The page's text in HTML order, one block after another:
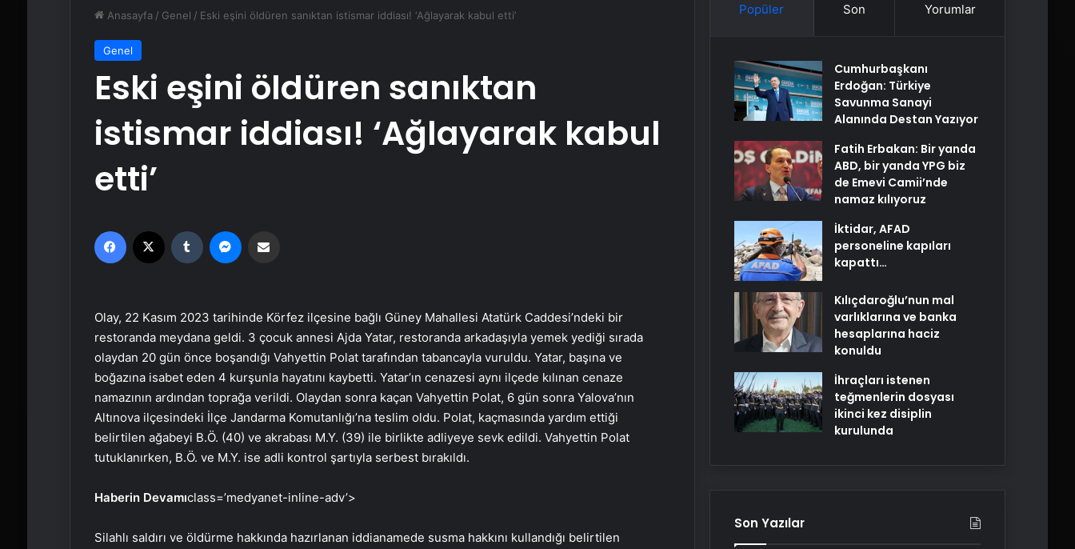
Anasayfa / Genel / Eski eşini öldüren sanıktan istismar iddiası! ‘Ağlayarak kabul etti’
Genel
Eski eşini öldüren sanıktan
istismar iddiası! ‘Ağlayarak kabul
etti’
Facebook Tumblr
Olay, 22 Kasım 2023 tarihinde Körfez ilçesine bağlı Güney Mahallesi Atatürk Caddesi’ndeki bir
restoranda meydana geldi. 3 çocuk annesi Ajda Yatar, restoranda arkadaşıyla yemek yediği sırada
olaydan 20 gün önce boşandığı Vahyettin Polat tarafından tabancayla vuruldu. Yatar, başına ve
boğazına isabet eden 4 kurşunla hayatını kaybetti. Yatar’ın cenazesi aynı ilçede kılınan cenaze
namazının ardından toprağa verildi. Olaydan sonra kaçan Vahyettin Polat, 6 gün sonra Yalova’nın
Altınova ilçesindeki İlçe Jandarma Komutanlığı’na teslim oldu. Polat, kaçmasında yardım ettiği
belirtilen ağabeyi B.Ö. (40) ve akrabası M.Y. (39) ile birlikte adliyeye sevk edildi. Vahyettin Polat
tutuklanırken, B.Ö. ve M.Y. ise adli kontrol şartıyla serbest bırakıldı.
Haberin Devamıclass=’medyanet-inline-adv’>
Silahlı saldırı ve öldürme hakkında hazırlanan iddianamede susma hakkını kullandığı belirtilen
Popüler Son Yorumlar
Cumhurbaşkanı
Erdoğan: Türkiye
Savunma Sanayi
Alanında Destan Yazıyor
Fatih Erbakan: Bir yanda
ABD, bir yanda YPG biz
de Emevi Camii’nde
namaz kılıyoruz
İktidar, AFAD
personeline kapıları
kapattı…
Kılıçdaroğlu’nun mal
varlıklarına ve banka
hesaplarına haciz
konuldu
İhraçları istenen
teğmenlerin dosyası
ikinci kez disiplin
kurulunda
Son Yazılar